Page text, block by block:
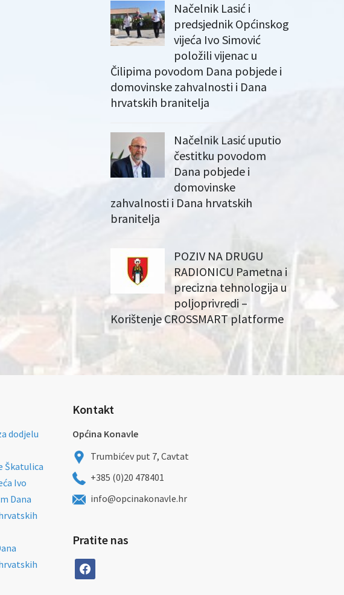
Načelnik Lasić i
predsjednik Općinskog
vijeća Ivo Simović
položili vijenac u
Čilipima povodom Dana pobjede i
domovinske zahvalnosti i Dana
hrvatskih branitelja
Načelnik Lasić uputio
čestitku povodom
Dana pobjede i
domovinske
zahvalnosti i Dana hrvatskih
branitelja
POZIV NA DRUGU
RADIONICU Pametna i
precizna tehnologija u
poljoprivredi –
Korištenje CROSSMART platforme
dodjelu
Škatulica
Ivo
Dana
Kontakt
Općina Konavle
Trumbićev put 7, Cavtat
+385 (0)20 478401
info@opcinakonavle.hr
Pratite nas
facebook